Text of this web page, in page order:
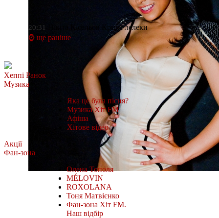
20:31
Крила лелеки
⌚ ще раніше
Хеппі Ранок
Музика
Яка це була пісня?
Музика Хіт FM
Афіша
Хітове відео
Акції
Фан-зона
Олена Тополя
MÉLOVIN
ROXOLANA
Тоня Матвієнко
Фан-зона Хіт FM.
Наш відбір